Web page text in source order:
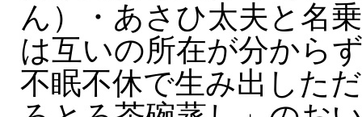
ん）・あさひ太夫と名
は互いの所在が分から
不眠不休で生み出した